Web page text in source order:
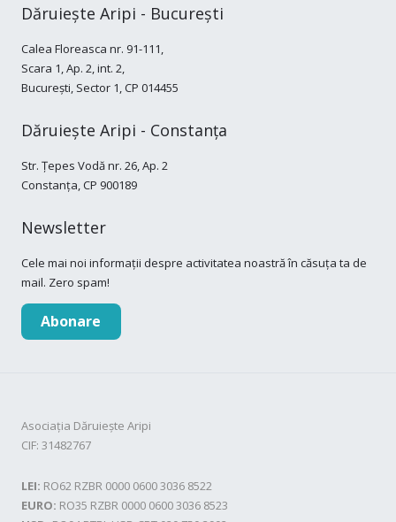
Dăruiește Aripi - București
Calea Floreasca nr. 91-111,
Scara 1, Ap. 2, int. 2,
București, Sector 1, CP 014455
Dăruiește Aripi - Constanța
Str. Țepes Vodă nr. 26, Ap. 2
Constanța, CP 900189
Newsletter
Cele mai noi informații despre activitatea noastră în căsuța ta de
mail. Zero spam!
Abonare
Asociația Dăruiește Aripi
CIF: 31482767
LEI: RO62 RZBR 0000 0600 3036 8522
EURO: RO35 RZBR 0000 0600 3036 8523